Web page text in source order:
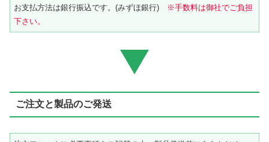
お支払方法は銀行振込です。(みずほ銀行)
※手数料は御社でご負担
下さい。
ご注文と製品のご発送